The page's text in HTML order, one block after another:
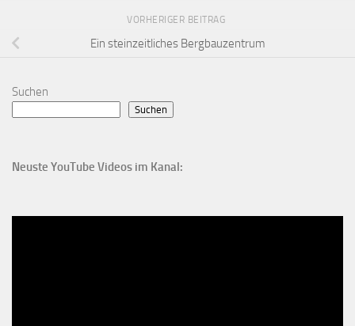
VORHERIGER BEITRAG
Ein steinzeitliches Bergbauzentrum
Suchen
Suchen
Neuste YouTube Videos im Kanal: